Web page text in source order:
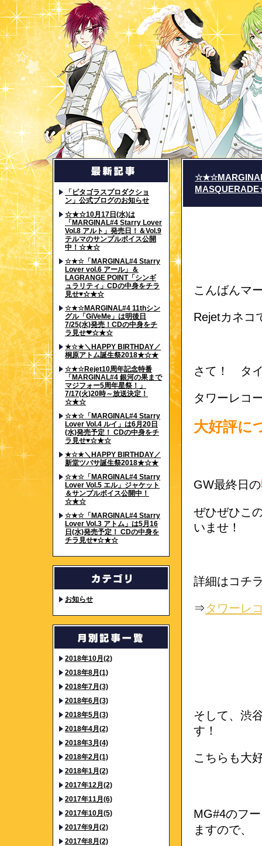
「ピタゴラスプロダクショ
ン」公式ブログのお知らせ
☆★☆10月17日(水)は
「MARGINAL#4 Starry Lover
Vol.8 アルト」発売日！＆Vol.9
テルマのサンプルボイス公開
中！☆★☆
☆★☆「MARGINAL#4 Starry
Lover vol.6 アール」＆
LAGRANGE POINT「シンギ
ュラリティ」CDの中身をチラ
見せ♥☆★☆
☆★☆MARGINAL#4 11thシン
グル「GiVeMe」は明後日
7/25(水)発売！CDの中身をチ
ラ見せ❤☆★☆
★☆★＼HAPPY BIRTHDAY／
桐原アトム誕生祭2018★☆★
☆★☆Rejet10周年記念特番
「MARGINAL#4 銀河の果まで
マジフォー5周年星祭！」
7/17(火)20時～放送決定！
☆★☆
☆★☆「MARGINAL#4 Starry
Lover Vol.4 ルイ」は6月20日
(水)発売予定！ CDの中身をチ
ラ見せ♥☆★☆
★☆★＼HAPPY BIRTHDAY／
新堂ツバサ誕生祭2018★☆★
☆★☆「MARGINAL#4 Starry
Lover Vol.5 エル」ジャケット
＆サンプルボイス公開中！
☆★☆
☆★☆「MARGINAL#4 Starry
Lover Vol.3 アトム」は5月16
日(水)発売予定！ CDの中身を
チラ見せ♥☆★☆
お知らせ
2018年10月(2)
2018年8月(1)
2018年7月(3)
2018年6月(3)
2018年5月(3)
2018年4月(2)
2018年3月(4)
2018年2月(1)
2018年1月(2)
2017年12月(2)
2017年11月(6)
2017年10月(5)
2017年9月(2)
2017年8月(2)
こんばんマ
Rejetカネコ
さて！ タ
タワーレコ
大好評に
GW最終日の
ぜひぜひこ
いませ！
詳細はコチ
⇒タワーレ
そして、渋
す！
こちらも大
MG#4のフ
ますので、